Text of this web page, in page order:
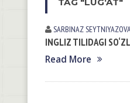
SARBINAZ
INGLIZ TILIDAGI
Read More